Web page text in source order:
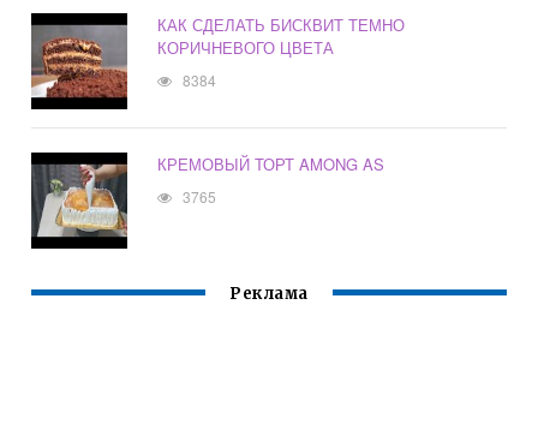
КАК СДЕЛАТЬ БИСКВИТ ТЕМНО
КОРИЧНЕВОГО ЦВЕТА
8384
КРЕМОВЫЙ ТОРТ AMONG AS
3765
Реклама